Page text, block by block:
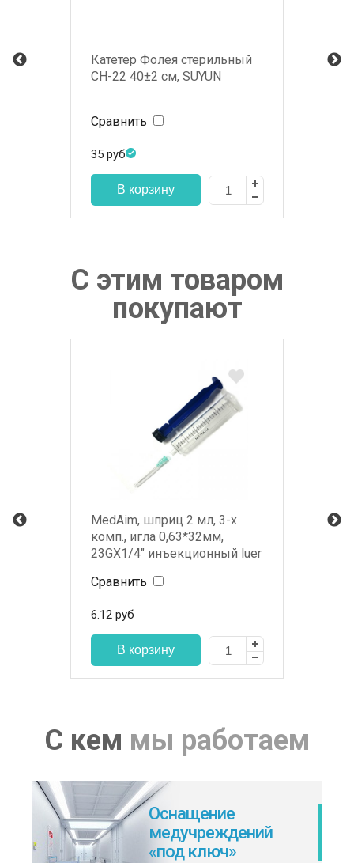
Катетер Фолея стерильный
СН-22 40±2 см, SUYUN
Сравнить
35 руб
С этим товаром
покупают
MedAim, шприц 2 мл, 3-х
комп., игла 0,63*32мм,
23GХ1/4" инъекционный luer
Сравнить
6.12 руб
С кем мы работаем
Оснащение
медучреждений
«под ключ»